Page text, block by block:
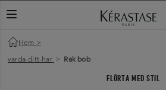
VÄXLA NAVIGERING
Hem >
varda-ditt-har > Rak bob
FLÖRTA MED STIL